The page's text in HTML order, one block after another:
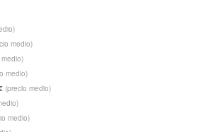
- Arcoíris
medio)
medio)
(precio medio)
medio)